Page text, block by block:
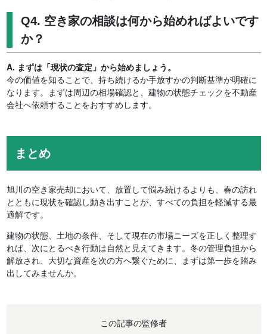
Q4. 空き家の相談は何から始めればよいです
か？
A. まずは「現状の査定」から始めましょう。
今の価値を知ることで、持ち続けるか手放すかの判断基準が明確に
なります。まずは周辺の相場確認と、建物の状態チェックを不動産
会社へ依頼することをおすすめします。
まとめ
旭川の空き家売却において、放置して悩み続けるよりも、春の訪れ
とともに現状を確認し動き出すことが、すべての負担を軽減する最
適解です。
建物の状態、土地の条件、そして現在の市場ニーズを正しく整理す
れば、次にとるべき行動は自然と見えてきます。冬の管理負担から
解放され、大切な資産を次の方へ繋ぐために、まずは第一歩を踏み
出してみませんか。
この記事の監修者